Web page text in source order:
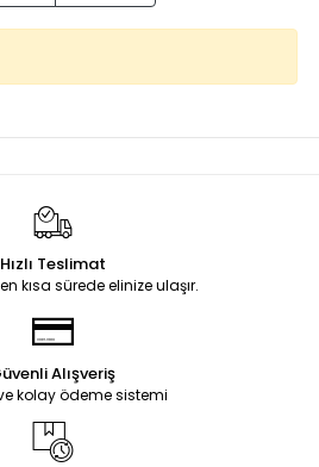
Hızlı Teslimat
kısa sürede elinize ulaşır.
Alışveriş
kolay ödeme sistemi